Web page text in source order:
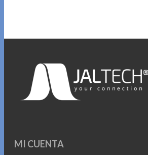
MI CUENTA